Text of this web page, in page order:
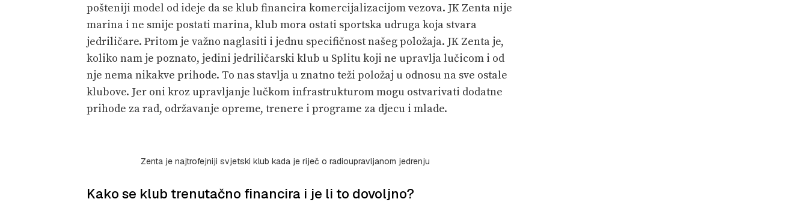
pošteniji model od ideje da se klub financira komercijalizacijom vezova. JK Zenta nije
marina i ne smije postati marina, klub mora ostati sportska udruga koja stvara
jedriličare. Pritom je važno naglasiti i jednu specifičnost našeg položaja. JK Zenta je,
koliko nam je poznato, jedini jedriličarski klub u Splitu koji ne upravlja lučicom i od
nje nema nikakve prihode. To nas stavlja u znatno teži položaj u odnosu na sve ostale
klubove. Jer oni kroz upravljanje lučkom infrastrukturom mogu ostvarivati dodatne
prihode za rad, održavanje opreme, trenere i programe za djecu i mlade.
Zenta je najtrofejniji svjetski klub kada je riječ o radioupravljanom jedrenju
Kako se klub trenutačno financira i je li to dovoljno?